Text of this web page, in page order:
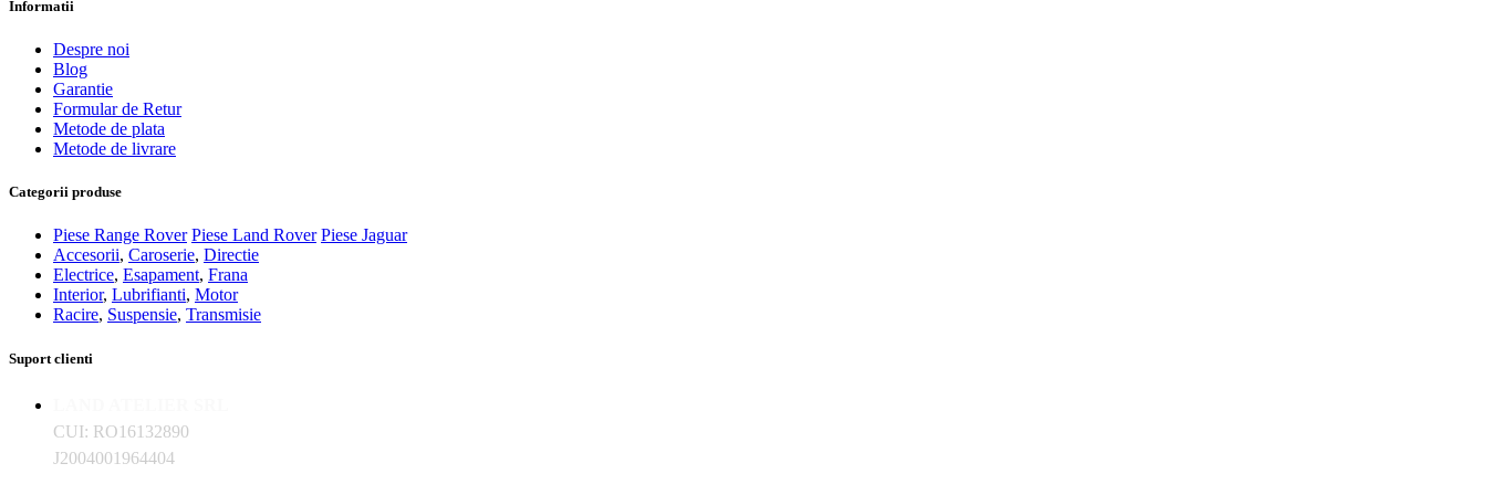
Informatii
Despre noi
Blog
Garantie
Formular de Retur
Metode de plata
Metode de livrare
Categorii produse
Piese Range Rover Piese Land Rover Piese Jaguar
Accesorii, Caroserie, Directie
Electrice, Esapament, Frana
Interior, Lubrifianti, Motor
Racire, Suspensie, Transmisie
Suport clienti
CUI: RO16132890
J2004001964404